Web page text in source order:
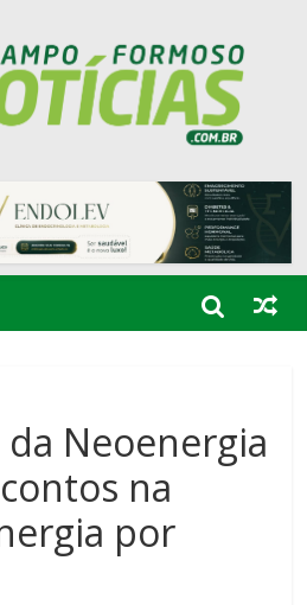
Neoenergia
na
por